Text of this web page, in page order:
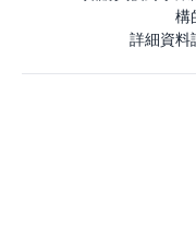
構
詳細資料